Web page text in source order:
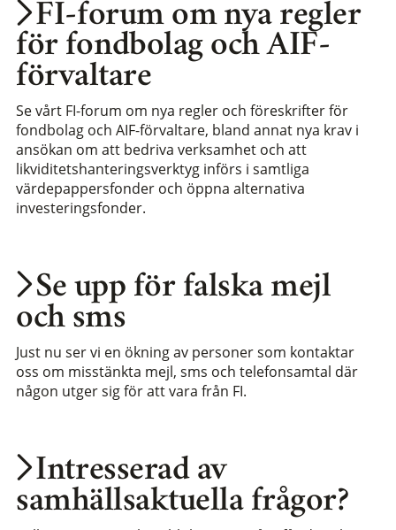
Intresserad av
samhällsaktuella frågor?
Se upp för falska mejl
och sms
Just nu ser vi en ökning av personer som kontaktar
oss om misstänkta mejl, sms och telefonsamtal där
någon utger sig för att vara från FI.
FI-forum om nya regler
för fondbolag och AIF-
förvaltare
Se vårt FI-forum om nya regler och föreskrifter för
fondbolag och AIF-förvaltare, bland annat nya krav i
ansökan om att bedriva verksamhet och att
likviditetshanteringsverktyg införs i samtliga
värdepappersfonder och öppna alternativa
investeringsfonder.